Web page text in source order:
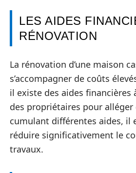
LES AIDES
RÉNOVATION
La rénovation d’une maison
s’accompagner de coûts
il existe des aides financières
des propriétaires pour alléger
cumulant différentes aides, il
réduire significativement le
travaux.